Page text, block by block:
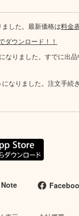
した。最新価格は料金
ダウンロード！！
なりました。すでに出
なりました。注文手続
Note